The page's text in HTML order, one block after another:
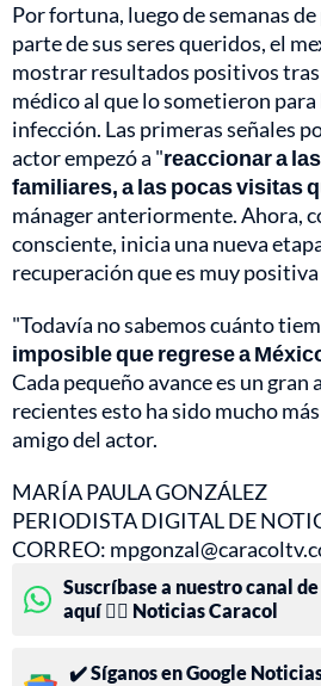
Por fortuna, luego de semanas
parte de sus seres queridos, el
mostrar resultados positivos
médico al que lo sometieron
infección. Las primeras señales
actor empezó a "reaccionar a
familiares, a las pocas visitas
mánager anteriormente. Ahora,
consciente, inicia una nueva
recuperación que es muy
"Todavía no sabemos cuánto
imposible que regrese a
Cada pequeño avance es un gran
recientes esto ha sido mucho
amigo del actor.
MARÍA PAULA GONZÁLEZ
PERIODISTA DIGITAL DE
CORREO:
Suscríbase a nuestro canal
aquí 👉🏻 Noticias Caracol
✔️ Síganos en Google